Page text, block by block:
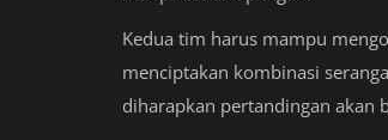
Kedua tim harus mampu
menciptakan kombinasi
diharapkan pertandingan akan